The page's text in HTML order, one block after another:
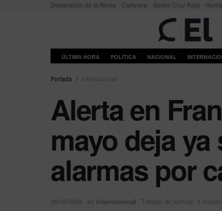
Declaración de la Renta Cartelera Sorteo Cruz Roja
ÚLTIMA HORA POLÍTICA NACIONAL
Portada Internacional
Alerta en
mayo deja
alarmas por
26/05/2026 en Internacional Tiempo de lectura: 3